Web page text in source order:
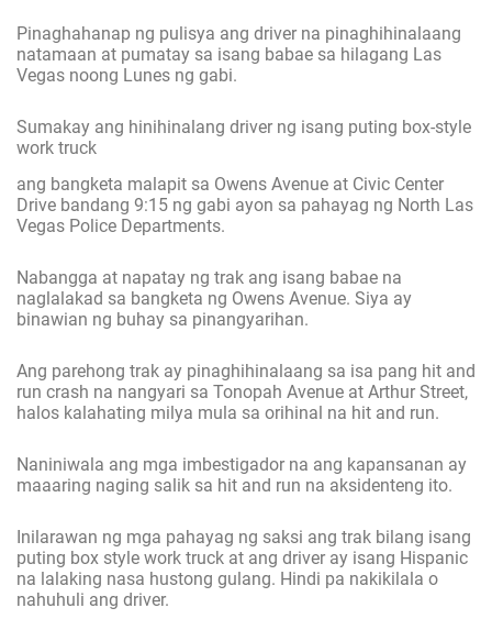
Pinaghahanap ng pulisya ang driver na pinaghihinalaang
natamaan at pumatay sa isang babae sa hilagang Las
Vegas noong Lunes ng gabi.
Sumakay ang hinihinalang driver ng isang puting box-style
work truck
ang bangketa malapit sa Owens Avenue at Civic Center
Drive bandang 9:15 ng gabi ayon sa pahayag ng North Las
Vegas Police Departments.
Nabangga at napatay ng trak ang isang babae na
naglalakad sa bangketa ng Owens Avenue. Siya ay
binawian ng buhay sa pinangyarihan.
Ang parehong trak ay pinaghihinalaang sa isa pang hit and
run crash na nangyari sa Tonopah Avenue at Arthur Street,
halos kalahating milya mula sa orihinal na hit and run.
Naniniwala ang mga imbestigador na ang kapansanan ay
maaaring naging salik sa hit and run na aksidenteng ito.
Inilarawan ng mga pahayag ng saksi ang trak bilang isang
puting box style work truck at ang driver ay isang Hispanic
na lalaking nasa hustong gulang. Hindi pa nakikilala o
nahuhuli ang driver.